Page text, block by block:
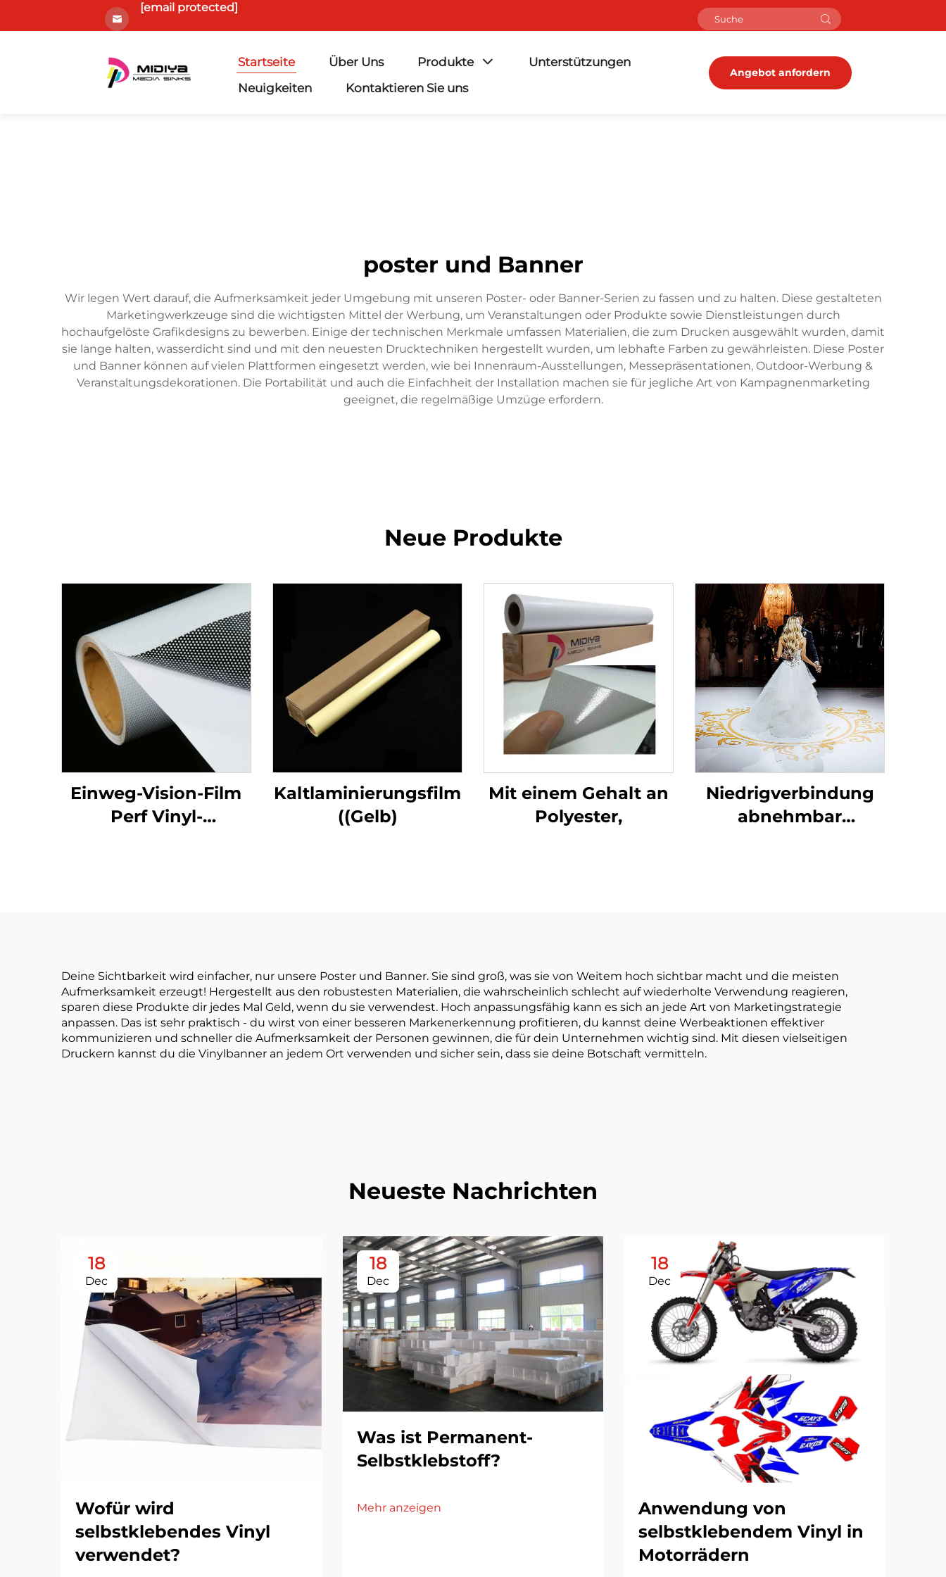
[email protected]
Startseite Über Uns Produkte
Unterstützungen
Neuigkeiten
Kontaktieren Sie uns
Angebot anfordern
poster und Banner
Wir legen Wert darauf, die Aufmerksamkeit jeder Umgebung mit unseren Poster- oder Banner-Serien zu fassen und zu halten. Diese gestalteten
Marketingwerkzeuge sind die wichtigsten Mittel der Werbung, um Veranstaltungen oder Produkte sowie Dienstleistungen durch
hochaufgelöste Grafikdesigns zu bewerben. Einige der technischen Merkmale umfassen Materialien, die zum Drucken ausgewählt wurden, damit
sie lange halten, wasserdicht sind und mit den neuesten Drucktechniken hergestellt wurden, um lebhafte Farben zu gewährleisten. Diese Poster
und Banner können auf vielen Plattformen eingesetzt werden, wie bei Innenraum-Ausstellungen, Messepräsentationen, Outdoor-Werbung &
Veranstaltungsdekorationen. Die Portabilität und auch die Einfachheit der Installation machen sie für jegliche Art von Kampagnenmarketing
geeignet, die regelmäßige Umzüge erfordern.
Neue Produkte
Einweg-Vision-Film
Perf Vinyl-
Kaltlaminierungsfilm
((Gelb)
Mit einem Gehalt an
Polyester,
Niedrigverbindung
abnehmbar
und zu reißen
Deine Sichtbarkeit wird einfacher, nur unsere Poster und Banner. Sie sind groß, was sie von Weitem hoch sichtbar macht und die meisten
Aufmerksamkeit erzeugt! Hergestellt aus den robustesten Materialien, die wahrscheinlich schlecht auf wiederholte Verwendung reagieren,
sparen diese Produkte dir jedes Mal Geld, wenn du sie verwendest. Hoch anpassungsfähig kann es sich an jede Art von Marketingstrategie
anpassen. Das ist sehr praktisch - du wirst von einer besseren Markenerkennung profitieren, du kannst deine Werbeaktionen effektiver
kommunizieren und schneller die Aufmerksamkeit der Personen gewinnen, die für dein Unternehmen wichtig sind. Mit diesen vielseitigen
Druckern kannst du die Vinylbanner an jedem Ort verwenden und sicher sein, dass sie deine Botschaft vermitteln.
Neueste Nachrichten
18
Dec
Wofür wird
selbstklebendes Vinyl
verwendet?
18
Dec
Was ist Permanent-
Selbstklebstoff?
Mehr anzeigen
18
Dec
Anwendung von
selbstklebendem Vinyl in
Motorrädern